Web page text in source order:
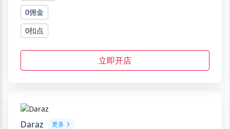
0佣金
0扣点
立即开店
Daraz 更多